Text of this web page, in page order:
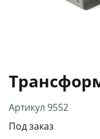
Артикул 9552
Под заказ